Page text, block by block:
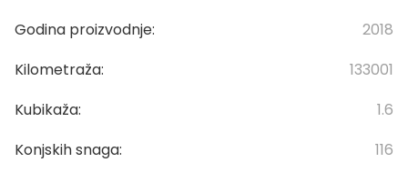
Godina proizvodnje:
2018
Kilometraža:
133001
Kubikaža:
1.6
Konjskih snaga:
116